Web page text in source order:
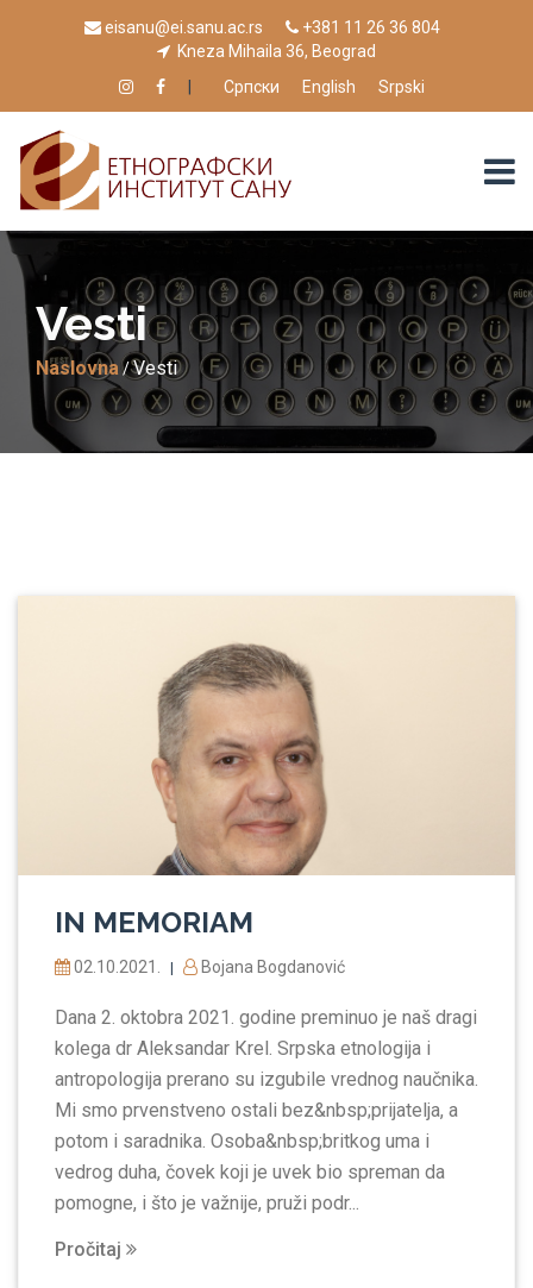
eisanu@ei.sanu.ac.rs
+381 11 26 36 804
Kneza Mihaila 36, Beograd
Српски English Srpski
Vesti
Naslovna/Vesti
IN MEMORIAM
02.10.2021. Bojana Bogdanović
Dana 2. oktobra 2021. godine preminuo je naš dragi
kolega dr Aleksandar Кrel. Srpska etnologija i
antropologija prerano su izgubile vrednog naučnika.
Mi smo prvenstveno ostali bez&nbsp;prijatelja, a
potom i saradnika. Osoba&nbsp;britkog uma i
vedrog duha, čovek koji je uvek bio spreman da
pomogne, i što je važnije, pruži podr...
Pročitaj